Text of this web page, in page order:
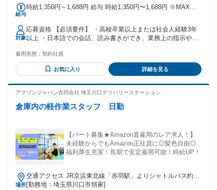
トルバス運行あり ※自転車通勤可 ※車、バイク通勤不可
給与
時給1,350円～1,688円 給与 時給1,350円〜1,688円 ※MAX時
対象
応募資格 【必須要件】 ・高校卒業以上または社会人経験3年
以上 ・日本語での会話、読み書きができ、業務上の指示や安
作ができる（業務で専用端末を使用するため） ※在留資格に
基づく就労時間・就労範囲の制限により勤務条件を満たせな
い場合は、ご応募いただけません。 ＼こんな方も活躍してい
業の経験がある方 ・Amazonで働いてみたい方 ・夜間働いて
い 商品検品、仕分けやピッキングなどの倉庫内作業の経験が
造経験（梱包・包装・組立・加工など）や、 簡単なライン作
業の経験がある方も経験を活かして働いています。
雇用形態： 契約社員
お気に入り 詳細を見る
アマゾンジャパン合同会社 埼玉川口デリバリーステーション
倉庫内の軽作業スタッフ 日勤
【パート募集★Amazon直雇用のレア求人！】
未経験からでもAmazon正社員に◎髪色自由◎
福利厚生充実！長期で安定雇用可能！時給UP！
場所
交通アクセス JR京浜東北線「赤羽駅」よりシャトルバス約30
分 赤羽駅／赤羽岩淵駅／谷在家二丁目から国際興業バス乗
[勤務地：埼玉県川口市領家]